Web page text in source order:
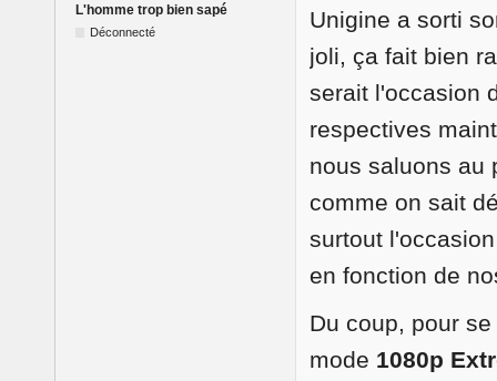
L'homme trop bien sapé
Déconnecté
Unigine a sorti
joli, ça fait bien
serait l'occasion
respectives
nous saluons au
comme on sait
surtout
en fonction de
Du coup, pour
mode 1080p